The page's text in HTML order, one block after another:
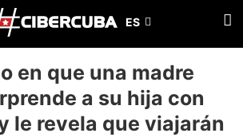
en que una madre
a su hija con
le revela que viajarán